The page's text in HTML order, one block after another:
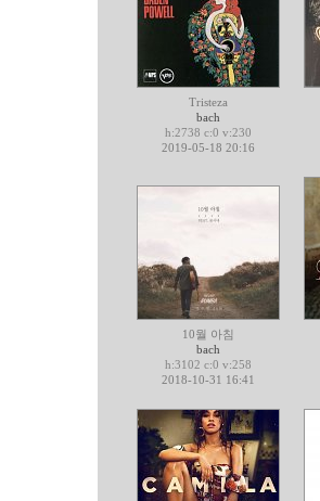
Tristeza
bach
h:2738 c:0 v:230
2019-05-18 20:16
10월 아침
bach
h:3102 c:0 v:258
2018-10-31 16:41